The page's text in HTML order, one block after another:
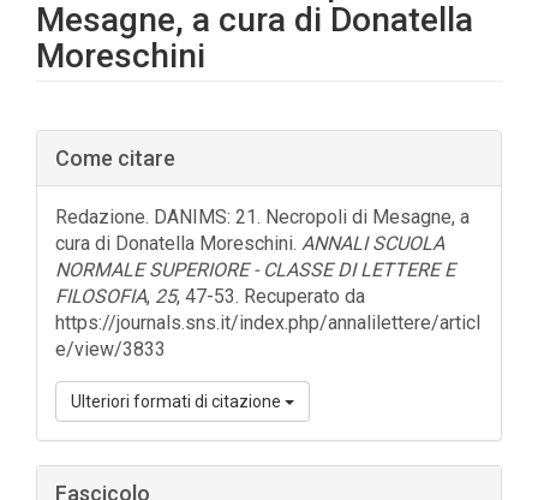
Mesagne, a cura di Donatella
Moreschini
Barra
laterale
dell'articolo
Come citare
Redazione. DANIMS: 21. Necropoli di Mesagne, a
cura di Donatella Moreschini. ANNALI SCUOLA
NORMALE SUPERIORE - CLASSE DI LETTERE E
FILOSOFIA, 25, 47-53. Recuperato da
https://journals.sns.it/index.php/annalilettere/articl
e/view/3833
Ulteriori formati di citazione
Fascicolo